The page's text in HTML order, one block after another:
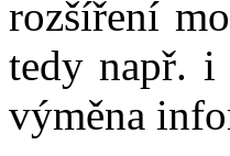
rozšíření
tedy např. i
výměna